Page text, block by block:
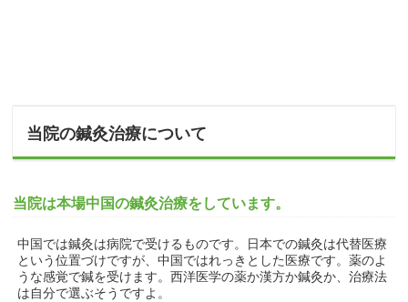
当院の鍼灸治療について
当院は本場中国の鍼灸治療をしています。
中国では鍼灸は病院で受けるものです。日本での鍼灸は代替医療
という位置づけですが、中国ではれっきとした医療です。薬のよ
うな感覚で鍼を受けます。西洋医学の薬か漢方か鍼灸か、治療法
は自分で選ぶそうですよ。